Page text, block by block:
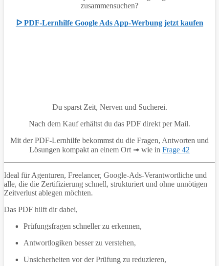
zusammensuchen?
ᐅ PDF-Lernhilfe Google Ads App-Werbung jetzt kaufen
Du sparst Zeit, Nerven und Sucherei.
Nach dem Kauf erhältst du das PDF direkt per Mail.
Mit der PDF-Lernhilfe bekommst du die Fragen, Antworten und
Lösungen kompakt an einem Ort ➟ wie in Frage 42
Ideal für Agenturen, Freelancer, Google-Ads-Verantwortliche und
alle, die die Zertifizierung schnell, strukturiert und ohne unnötigen
Zeitverlust ablegen möchten.
Das PDF hilft dir dabei,
Prüfungsfragen schneller zu erkennen,
Antwortlogiken besser zu verstehen,
Unsicherheiten vor der Prüfung zu reduzieren,